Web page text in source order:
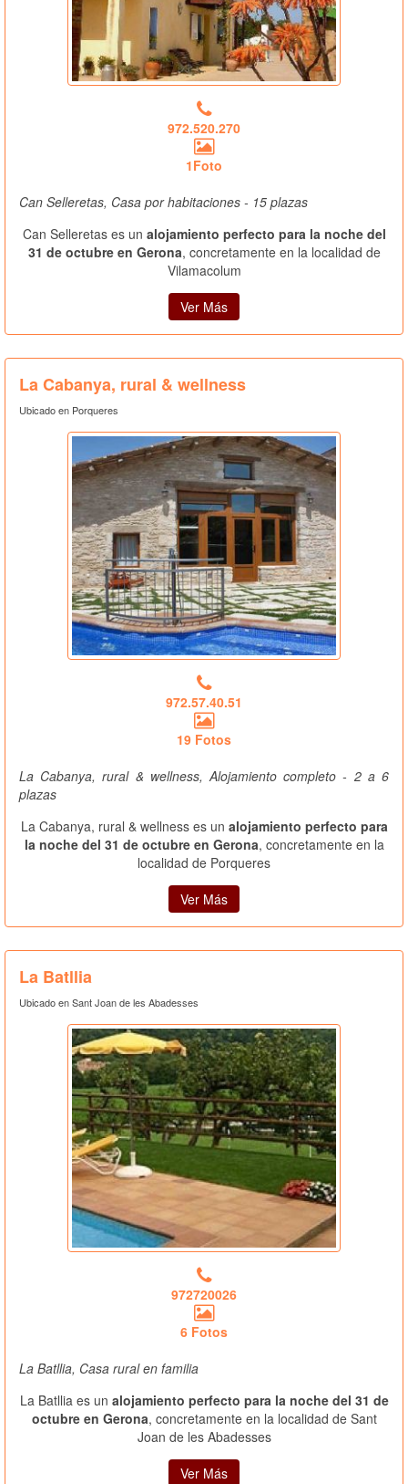
972.520.270
1Foto
Can Selleretas, Casa por habitaciones - 15 plazas
Can Selleretas es un alojamiento perfecto para la noche del
31 de octubre en Gerona, concretamente en la localidad de
Vilamacolum
Ver Más
La Cabanya, rural & wellness
Ubicado en Porqueres
972.57.40.51
19 Fotos
La Cabanya, rural & wellness, Alojamiento completo - 2 a 6
plazas
La Cabanya, rural & wellness es un alojamiento perfecto para
la noche del 31 de octubre en Gerona, concretamente en la
localidad de Porqueres
Ver Más
La Batllia
Ubicado en Sant Joan de les Abadesses
972720026
6 Fotos
La Batllia, Casa rural en familia
La Batllia es un alojamiento perfecto para la noche del 31 de
octubre en Gerona, concretamente en la localidad de Sant
Joan de les Abadesses
Ver Más